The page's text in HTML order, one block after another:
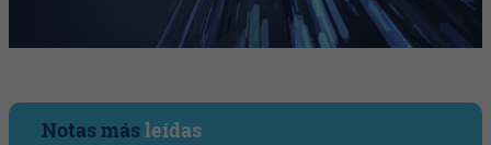
Notas másleídas